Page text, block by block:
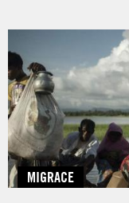
MIGRACE